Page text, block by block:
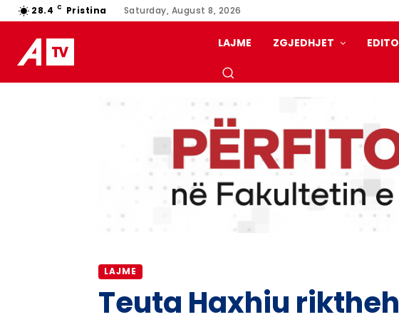
28.4 C Pristina Saturday, August 8, 2026
LAJME ZGJEDHJET
LAJME
Teuta Haxhiu